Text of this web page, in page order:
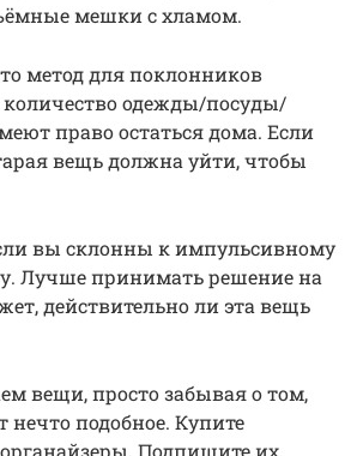
мешки с хламом.
метод для поклонников
одежды/посуды/
право остаться дома. Если
вещь должна уйти, чтобы
вы склонны к импульсивному
Лучше принимать решение на
действительно ли эта вещь
вещи, просто забывая о том,
подобное. Купите
Подпишите их,